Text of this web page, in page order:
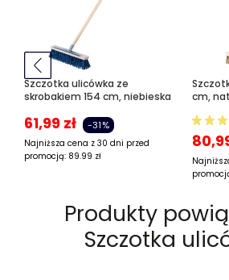
Szczotka ulicówka ze
skrobakiem 154 cm, niebieska
61,99 zł -31%
Najniższa cena z 30 dni przed
promocją: 89.99 zł
cm,
Produkty
Szczotka